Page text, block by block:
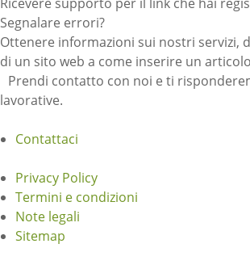
Segnalare errori?
Ottenere informazioni sui nostri servizi,
di un sito web a come inserire un
Prendi contatto con noi e ti
lavorative.
Contattaci
Privacy Policy
Termini e condizioni
Note legali
Sitemap